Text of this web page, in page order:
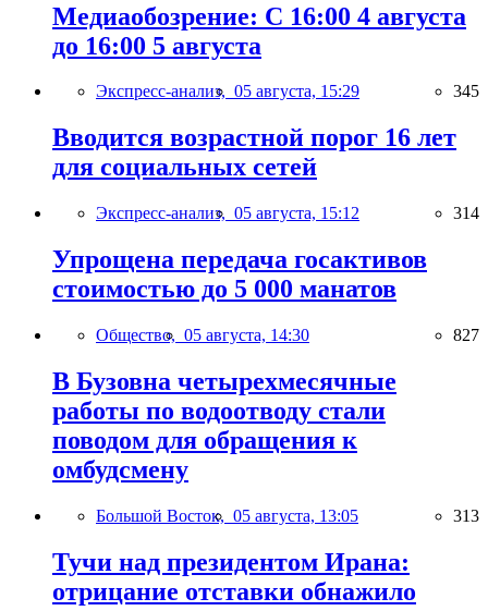
Медиаобозрение: С 16:00 4 августа
до 16:00 5 августа
Экспресс-анализ, 05 августа, 15:29 345
Вводится возрастной порог 16 лет
для социальных сетей
Экспресс-анализ, 05 августа, 15:12 314
Упрощена передача госактивов
стоимостью до 5 000 манатов
Общество, 05 августа, 14:30 827
В Бузовна четырехмесячные
работы по водоотводу стали
поводом для обращения к
омбудсмену
Большой Восток, 05 августа, 13:05 313
Тучи над президентом Ирана:
отрицание отставки обнажило